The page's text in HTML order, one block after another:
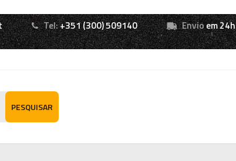
Tel:+351 (300) 509140 Envioem 24h
PESQUISAR